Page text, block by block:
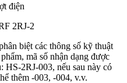
điện
2RJ-2
biệt các thông số kỹ thuật
mã số nhận dạng được
HS-2RJ-003, nếu sau này có
thêm -003, -004, v.v.